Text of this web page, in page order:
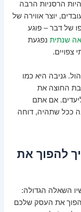
הרסניות הרבה
יוצר אווירה של
של דבר – פוגע
שנתית נפגעת
צפויים.
גניבה היא כמו
החוצה את
אם אתם
ככל שתהיה, דוחה
איך להפוך את
השאלה הגדולה:
את העסק שלכם